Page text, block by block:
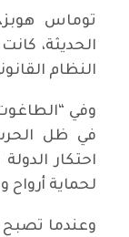
توماس
الحديثة،
النظام
وفي
في ظل الحرب
احتكار
لحماية أرواح
وعندما تصبح